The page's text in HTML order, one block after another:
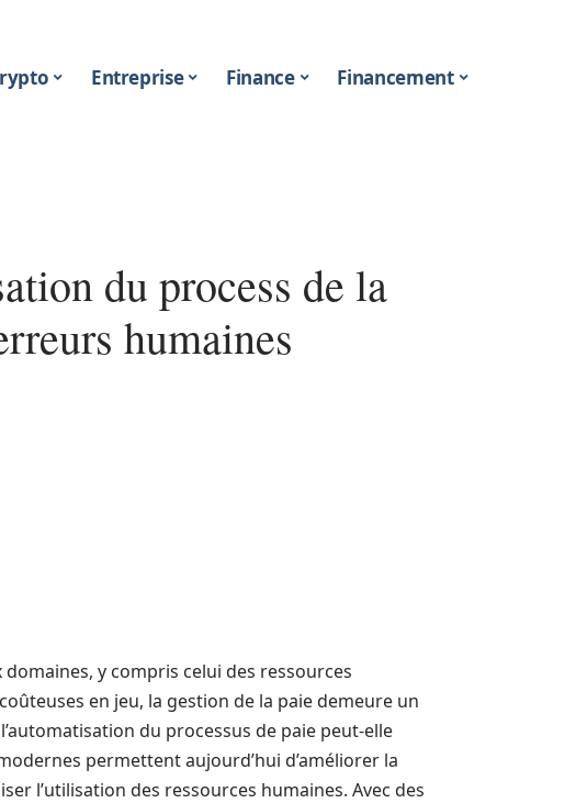
Entreprise Finance Financement
du process de la
humaines
y compris celui des ressources
en jeu, la gestion de la paie demeure un
du processus de paie peut-elle
permettent aujourd’hui d’améliorer la
l’utilisation des ressources humaines. Avec des